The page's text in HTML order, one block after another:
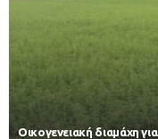
Οικογενειακή διαμάχη